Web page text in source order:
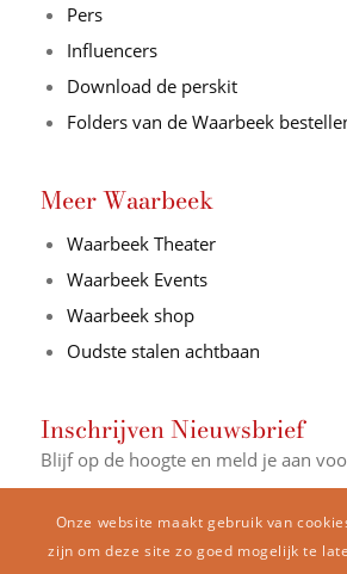
Pers
Influencers
Download de perskit
Folders van de Waarbeek
Meer Waarbeek
Waarbeek Theater
Waarbeek Events
Waarbeek shop
Oudste stalen achtbaan
Inschrijven Nieuwsbrief
Blijf op de hoogte en meld je aan
Onze website maakt gebruik van
zijn om deze site zo goed mogelijk te